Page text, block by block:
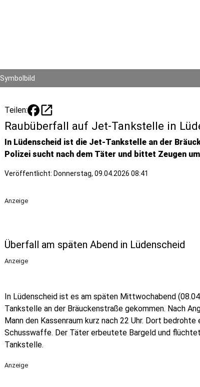
Symbolbild
Teilen: open_in_new
Raubüberfall auf Jet-Tankstelle in
In Lüdenscheid ist die Jet-Tankstelle an der
Polizei sucht nach dem Täter und bittet Zeugen
Veröffentlicht: Donnerstag, 09.04.2026 08:41
Anzeige
Überfall am späten Abend in Lüdenscheid
Anzeige
In Lüdenscheid ist es am späten Mittwochabend
Tankstelle an der Bräuckenstraße gekommen. Nach
Mann den Kassenraum kurz nach 22 Uhr. Dort
Schusswaffe. Der Täter erbeutete Bargeld und
Tankstelle.
Anzeige